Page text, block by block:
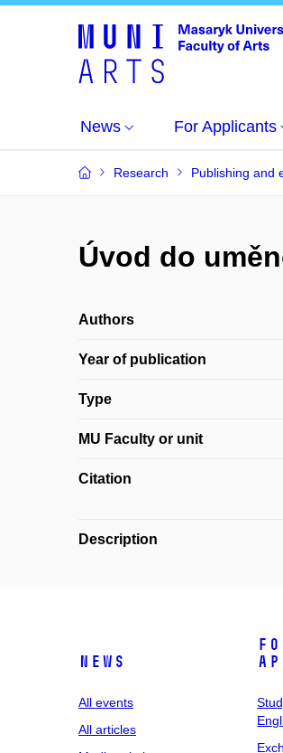
News For Applicants
Research Publishing and
Úvod do
Authors
Year of publication
Type
MU Faculty or unit
Citation
Description
News
All events
All articles